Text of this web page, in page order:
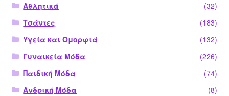
Αθλητικά
(32)
Τσάντες
(183)
Υγεία και Ομορφιά
(132)
Γυναικεία Μόδα
(226)
Παιδική Μόδα
(74)
Ανδρική Μόδα
(8)